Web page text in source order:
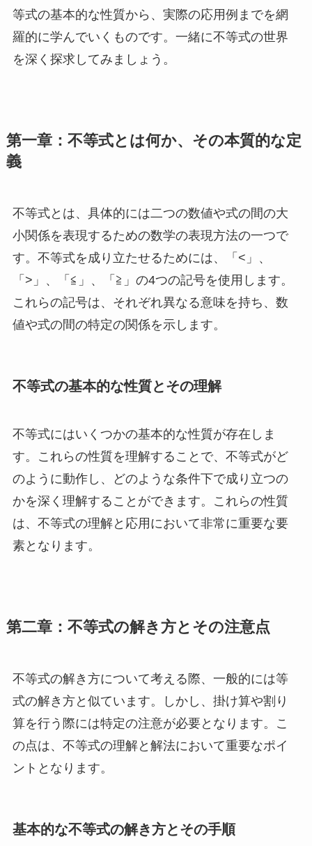
等式の基本的な性質から、実際の応用例までを網
羅的に学んでいくものです。一緒に不等式の世界
を深く探求してみましょう。
第一章：不等式とは何か、その本質的な定
義
不等式とは、具体的には二つの数値や式の間の大
小関係を表現するための数学の表現方法の一つで
す。不等式を成り立たせるためには、「<」、
「>」、「≦」、「≧」の4つの記号を使用します。
これらの記号は、それぞれ異なる意味を持ち、数
値や式の間の特定の関係を示します。
不等式の基本的な性質とその理解
不等式にはいくつかの基本的な性質が存在しま
す。これらの性質を理解することで、不等式がど
のように動作し、どのような条件下で成り立つの
かを深く理解することができます。これらの性質
は、不等式の理解と応用において非常に重要な要
素となります。
第二章：不等式の解き方とその注意点
不等式の解き方について考える際、一般的には等
式の解き方と似ています。しかし、掛け算や割り
算を行う際には特定の注意が必要となります。こ
の点は、不等式の理解と解法において重要なポイ
ントとなります。
基本的な不等式の解き方とその手順